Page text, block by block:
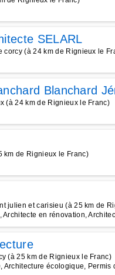
SELARL
(à 24 km de Rignieux le
Blanchard
(à 24 km de Rignieux le Franc)
km de Rignieux le Franc)
julien et carisieu (à 25 km de
en rénovation,
(à 25 km de Rignieux le Franc)
Architecture écologique, Permis